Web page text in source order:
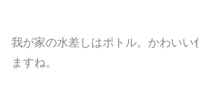
我が家の水差しはポトル。かわいい
ますね。